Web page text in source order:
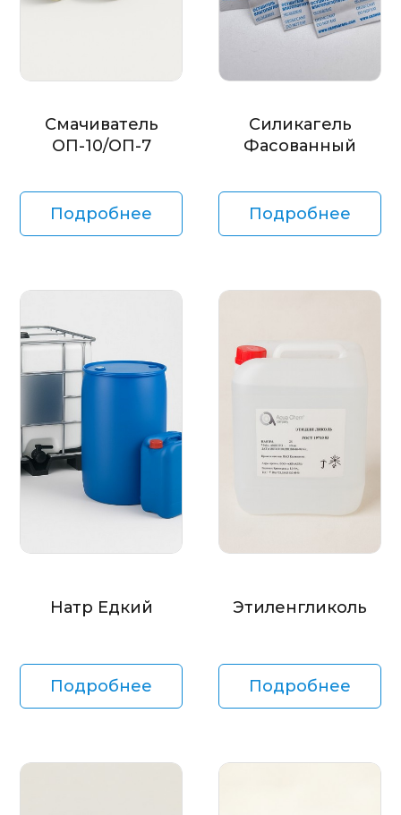
Смачиватель
ОП-10/ОП-7
Подробнее
Силикагель
Фасованный
Подробнее
Натр Едкий
Подробнее
Этиленгликоль
Подробнее